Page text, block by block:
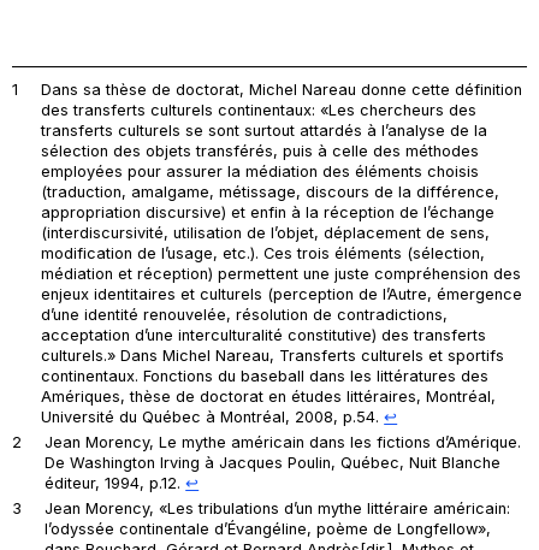
1
Dans sa thèse de doctorat, Michel Nareau donne cette définition
des transferts culturels continentaux: «Les chercheurs des
transferts culturels se sont surtout attardés à l’analyse de la
sélection des objets transférés, puis à celle des méthodes
employées pour assurer la médiation des éléments choisis
(traduction, amalgame, métissage, discours de la différence,
appropriation discursive) et enfin à la réception de l’échange
(interdiscursivité, utilisation de l’objet, déplacement de sens,
modification de l’usage, etc.). Ces trois éléments (sélection,
médiation et réception) permettent une juste compréhension des
enjeux identitaires et culturels (perception de l’Autre, émergence
d’une identité renouvelée, résolution de contradictions,
acceptation d’une interculturalité constitutive) des transferts
culturels.» Dans Michel Nareau, Transferts culturels et sportifs
continentaux. Fonctions du baseball dans les littératures des
Amériques, thèse de doctorat en études littéraires, Montréal,
Université du Québec à Montréal, 2008, p.54.↩︎
2
Jean Morency,Le mythe américain dans les fictions d’Amérique.
De Washington Irving à Jacques Poulin, Québec, Nuit Blanche
éditeur, 1994, p.12.↩︎
3
Jean Morency, «Les tribulations d’un mythe littéraire américain:
l’odyssée continentale d’Évangéline, poème de Longfellow»,